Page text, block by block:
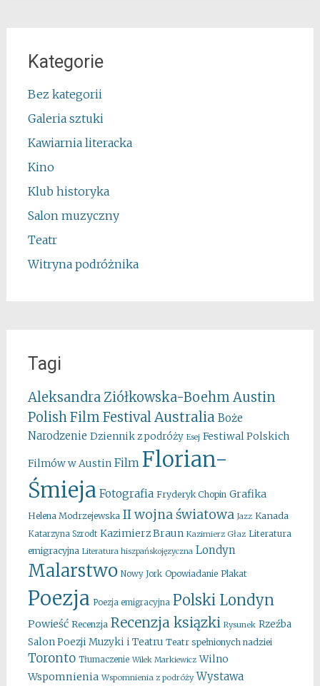
Kategorie
Bez kategorii
Galeria sztuki
Kawiarnia literacka
Kino
Klub historyka
Salon muzyczny
Teatr
Witryna podróżnika
Tagi
Aleksandra Ziółkowska-Boehm Austin
Polish Film FestivalAustralia Boże
Narodzenie Dziennik z podróży Esej Festiwal Polskich
Filmów w Austin Film Florian-
Śmieja Fotografia Fryderyk Chopin Grafika
Helena Modrzejewska II wojna światowa Jazz Kanada
Katarzyna Szrodt Kazimierz Braun Kazimierz Głaz Literatura
emigracyjna Literatura hiszpańskojęzyczna Londyn
Malarstwo Nowy Jork Opowiadanie Plakat
Poezja Poezja emigracyjna Polski Londyn
Powieść Recenzja Recenzja ksiązki Rysunek Rzeźba
Salon Poezji Muzyki i Teatru Teatr spełnionych nadziei
Toronto Tłumaczenie Wilek Markiewicz Wilno
Wspomnienia Wspomnienia z podróży Wystawa